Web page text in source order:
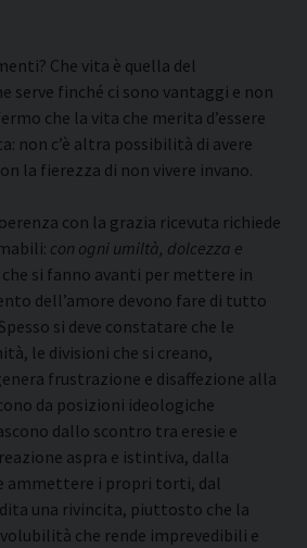
Che vita è quella del
serve finché ci sono vantaggi e non
che la vita che merita d’essere
non c’è altra possibilità di avere
la fierezza di non vivere invano.
con la grazia ricevuta richiede
con ogni umiltà, dolcezza e
che si fanno avanti per mettere in
dell’amore devono fare di tutto
si deve constatare che le
le divisioni che si creano,
frustrazione e disaffezione alla
da posizioni ideologiche
dallo scontro tra eresie e
aspra e istintiva, dalla
ammettere i propri torti, dal
una rivincita, piuttosto che la
che rende imprevedibili e